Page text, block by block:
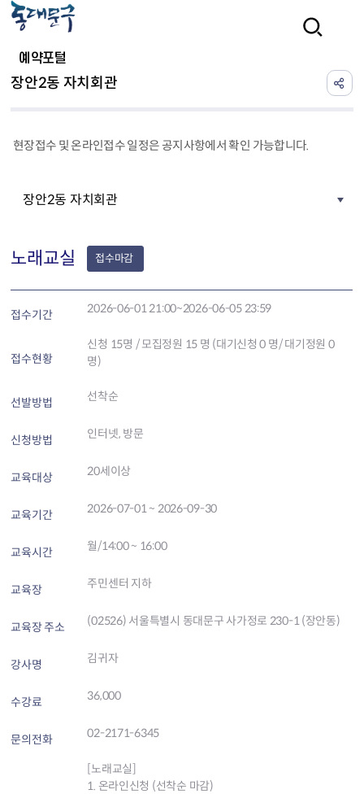
예약포털
장안2동 자치회관
현장접수 및 온라인접수 일정은 공지사항에서 확인 가능합니다.
장안2동 자치회관
노래교실 접수마감
접수기간 2026-06-01 21:00~2026-06-05 23:59
접수현황
신청 15명 / 모집정원 15 명 (대기신청 0 명/ 대기정원 0
명)
선발방법 선착순
신청방법 인터넷, 방문
교육대상 20세이상
교육기간 2026-07-01 ~ 2026-09-30
교육시간 월/14:00 ~ 16:00
교육장 주민센터 지하
교육장 주소 (02526) 서울특별시 동대문구 사가정로 230-1 (장안동)
강사명 김귀자
수강료 36,000
문의전화 02-2171-6345
[노래교실]
1. 온라인신청 (선착순 마감)